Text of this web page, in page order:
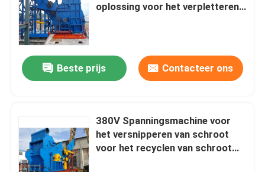
oplossing voor het verpletteren
Beste prijs Contacteer ons
380V Spanningsmachine voor
het versnipperen van schroot
voor het recyclen van schroot